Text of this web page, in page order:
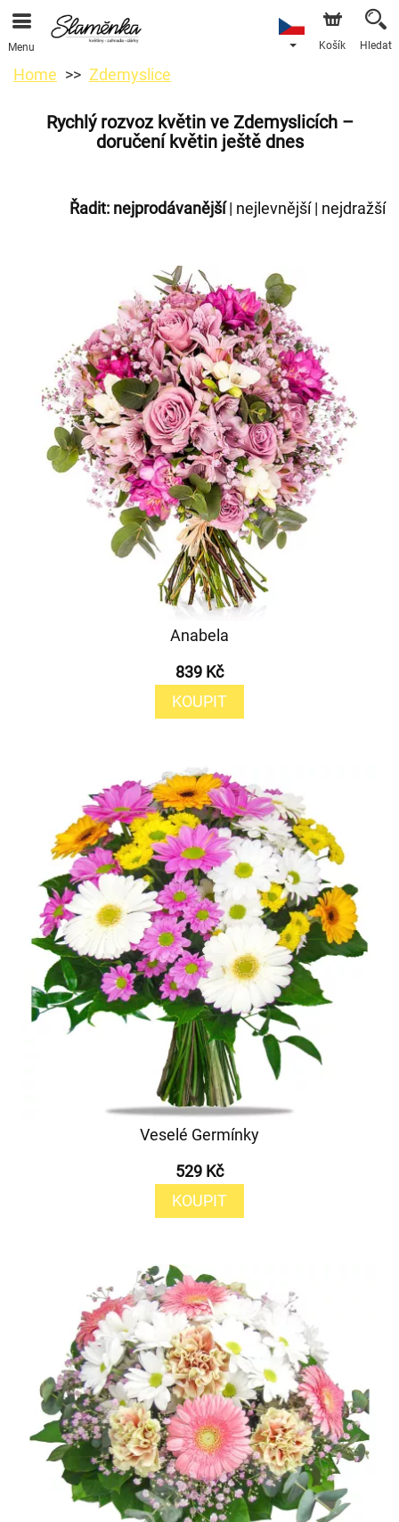
Menu Košík Hledat
Home Zdemyslice
Rychlý rozvoz květin ve Zdemyslicích –
doručení květin ještě dnes
Řadit: nejprodávanější| nejlevnější| nejdražší
Anabela
839 Kč
KOUPIT
Veselé Germínky
529 Kč
KOUPIT